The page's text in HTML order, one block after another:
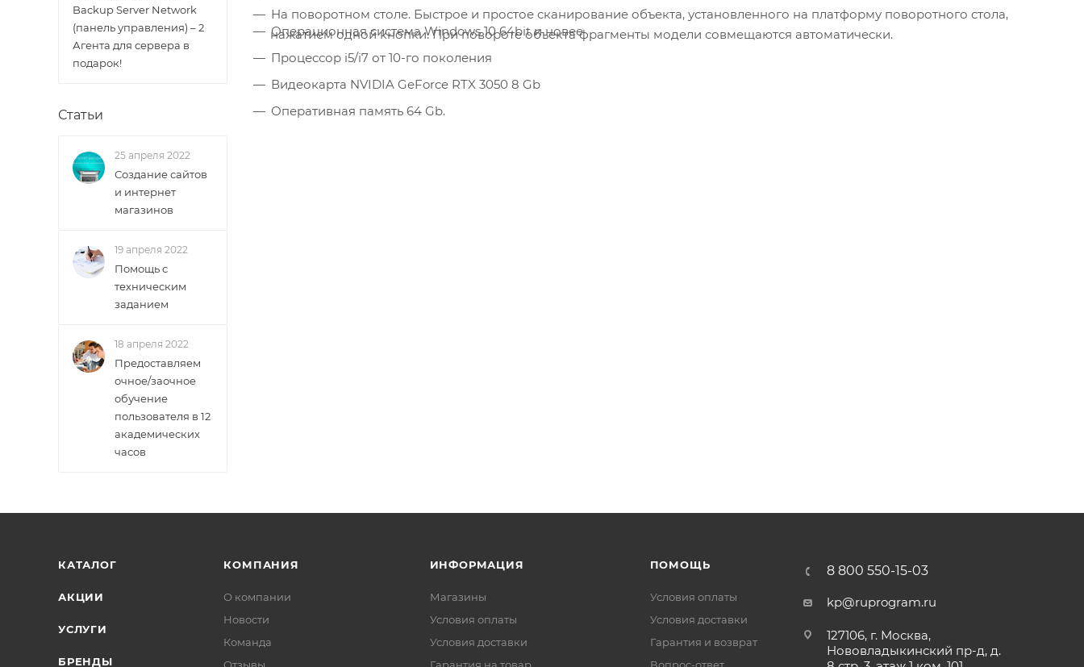
На поворотном столе. Быстрое и простое сканирование объекта, установленного на платформу поворотного стола,
нажатием одной кнопки. При повороте объекта фрагменты модели совмещаются автоматически.
Операционная система Windows 10 64bit и новее
Процессор i5/i7 от 10-го поколения
Видеокарта NVIDIA GeForce RTX 3050 8 Gb
Оперативная память 64 Gb.
Backup Server Network
(панель управления) – 2
Агента для сервера в
подарок!
Статьи
25 апреля 2022
Создание сайтов
и интернет
магазинов
19 апреля 2022
Помощь с
техническим
заданием
18 апреля 2022
Предоставляем
очное/заочное
обучение
пользователя в 12
академических
часов
КАТАЛОГ
АКЦИИ
УСЛУГИ
БРЕНДЫ
КОМПАНИЯ
О компании
Новости
Команда
ИНФОРМАЦИЯ
Магазины
Условия оплаты
Условия доставки
ПОМОЩЬ
Условия оплаты
Условия доставки
Гарантия и возврат
8 800 550-15-03
kp@ruprogram.ru
127106, г. Москва,
Нововладыкинский пр-д, д.